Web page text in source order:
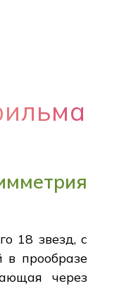
18 звезд, с
в прообразе
через